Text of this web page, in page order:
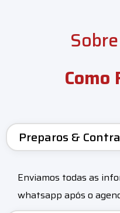
Como
Preparos &
Enviamos todas as
whatsapp após o